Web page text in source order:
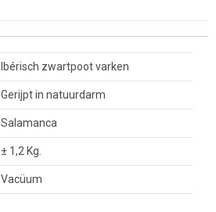
Ibérisch zwartpoot varken
Gerijpt in natuurdarm
Salamanca
± 1,2 Kg.
Vacüum